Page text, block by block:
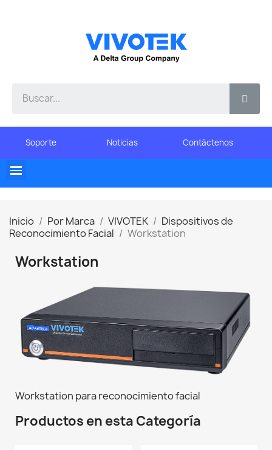
Soporte Noticias Contáctenos
Inicio Por Marca VIVOTEK
Dispositivos de
Reconocimiento Facial
Workstation
Workstation
Workstation para reconocimiento facial
Productos en esta Categoría